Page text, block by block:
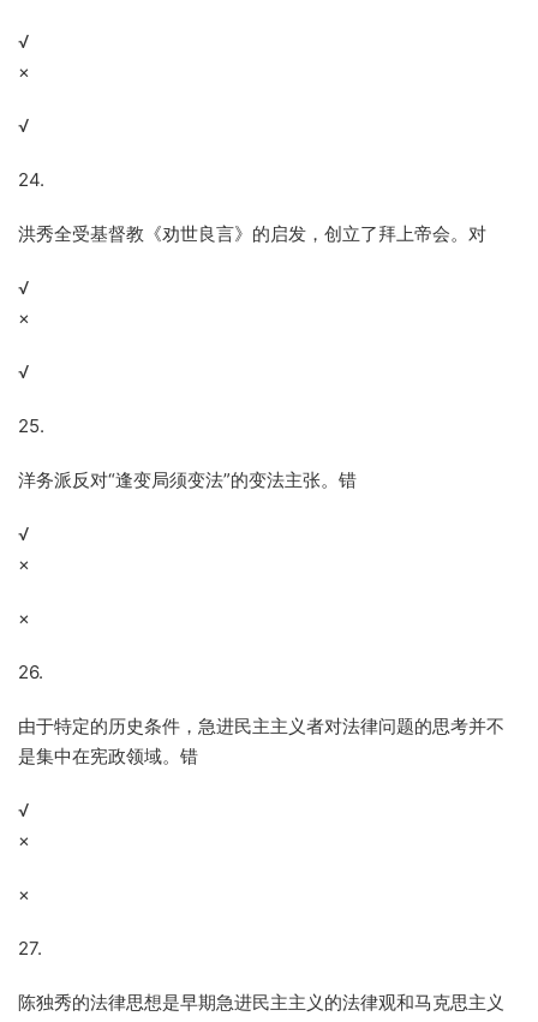
√
×
√
24.
洪秀全受基督教《劝世良言》的启发，创立了拜上帝会。对
√
×
√
25.
洋务派反对“逢变局须变法”的变法主张。错
√
×
×
26.
由于特定的历史条件，急进民主主义者对法律问题的思考并不
是集中在宪政领域。错
√
×
×
27.
陈独秀的法律思想是早期急进民主主义的法律观和马克思主义